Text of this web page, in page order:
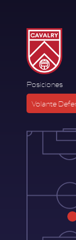
Posiciones
Volante